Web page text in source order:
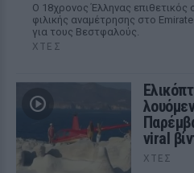
Ο 18χρονος Έλληνας
φιλικής αναμέτρησης στο
για τους Βεστφαλούς.
ΧΤΕΣ
viral
ΧΤΕΣ